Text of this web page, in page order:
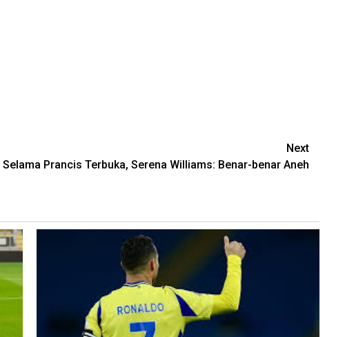
Next
Prancis Terbuka, Serena Williams: Benar-benar Aneh